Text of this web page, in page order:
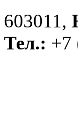
603011,
Тел.: +7